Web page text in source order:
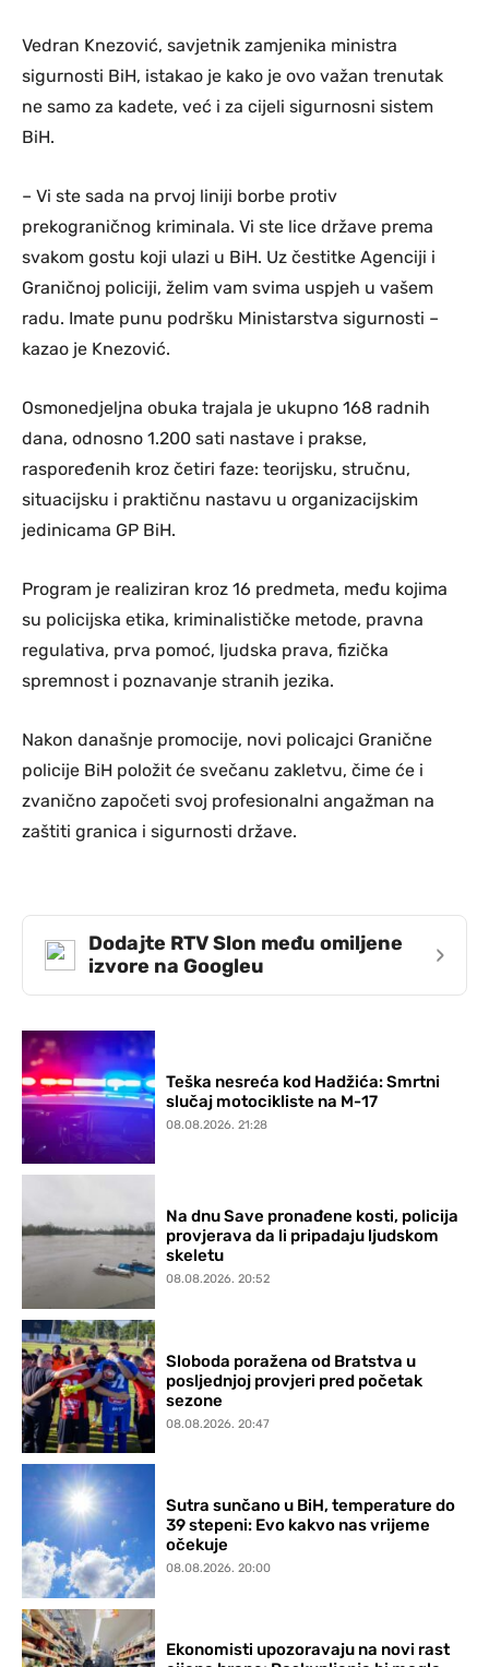
Vedran Knezović, savjetnik zamjenika ministra
sigurnosti BiH, istakao je kako je ovo važan trenutak
ne samo za kadete, već i za cijeli sigurnosni sistem
BiH.
– Vi ste sada na prvoj liniji borbe protiv
prekograničnog kriminala. Vi ste lice države prema
svakom gostu koji ulazi u BiH. Uz čestitke Agenciji i
Graničnoj policiji, želim vam svima uspjeh u vašem
radu. Imate punu podršku Ministarstva sigurnosti –
kazao je Knezović.
Osmonedjeljna obuka trajala je ukupno 168 radnih
dana, odnosno 1.200 sati nastave i prakse,
raspoređenih kroz četiri faze: teorijsku, stručnu,
situacijsku i praktičnu nastavu u organizacijskim
jedinicama GP BiH.
Program je realiziran kroz 16 predmeta, među kojima
su policijska etika, kriminalističke metode, pravna
regulativa, prva pomoć, ljudska prava, fizička
spremnost i poznavanje stranih jezika.
Nakon današnje promocije, novi policajci Granične
policije BiH položit će svečanu zakletvu, čime će i
zvanično započeti svoj profesionalni angažman na
zaštiti granica i sigurnosti države.
Dodajte RTV Slon među omiljene
izvore na Googleu
›
Teška nesreća kod Hadžića: Smrtni
slučaj motocikliste na M-17
08.08.2026. 21:28
Na dnu Save pronađene kosti, policija
provjerava da li pripadaju ljudskom
skeletu
08.08.2026. 20:52
Sloboda poražena od Bratstva u
posljednjoj provjeri pred početak
sezone
08.08.2026. 20:47
Sutra sunčano u BiH, temperature do
39 stepeni: Evo kakvo nas vrijeme
očekuje
08.08.2026. 20:00
Ekonomisti upozoravaju na novi rast